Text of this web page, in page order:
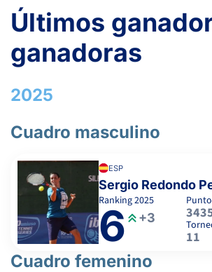
Últimos
ganadoras
2025
Cuadro masculino
ESP
Ranking2025
6 +3
11
Cuadro femenino